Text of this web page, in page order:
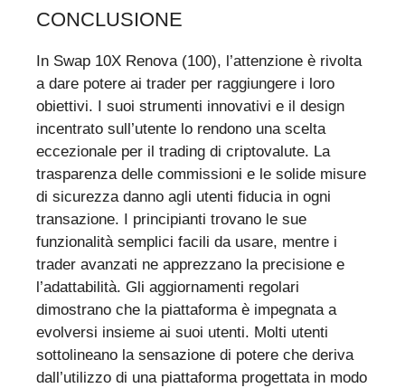
CONCLUSIONE
In Swap 10X Renova (100), l’attenzione è rivolta
a dare potere ai trader per raggiungere i loro
obiettivi. I suoi strumenti innovativi e il design
incentrato sull’utente lo rendono una scelta
eccezionale per il trading di criptovalute. La
trasparenza delle commissioni e le solide misure
di sicurezza danno agli utenti fiducia in ogni
transazione. I principianti trovano le sue
funzionalità semplici facili da usare, mentre i
trader avanzati ne apprezzano la precisione e
l’adattabilità. Gli aggiornamenti regolari
dimostrano che la piattaforma è impegnata a
evolversi insieme ai suoi utenti. Molti utenti
sottolineano la sensazione di potere che deriva
dall’utilizzo di una piattaforma progettata in modo